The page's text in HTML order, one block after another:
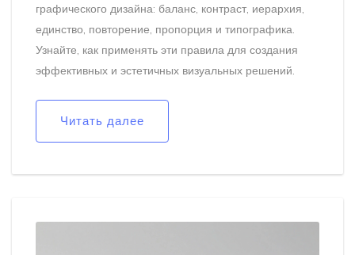
графического дизайна: баланс, контраст, иерархия,
единство, повторение, пропорция и типографика.
Узнайте, как применять эти правила для создания
эффективных и эстетичных визуальных решений.
Читать далее